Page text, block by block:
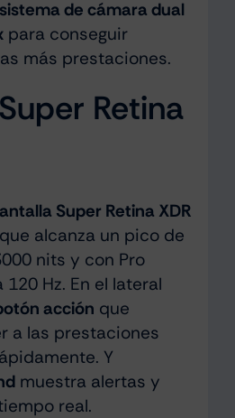
sistema de cámara dual
para conseguir
más prestaciones.
Retina
Super Retina XDR
alcanza un pico de
nits y con Pro
Hz. En el lateral
acción que
a las prestaciones
Y
muestra alertas y
real.